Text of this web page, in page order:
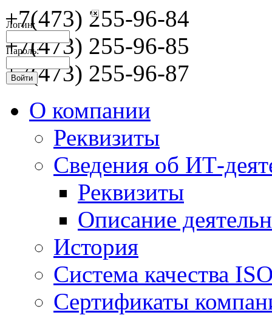
Логин:
Пароль:
+7(473) 255-96-84
+7(473) 255-96-85
+7(473) 255-96-87
О компании
Реквизиты
Сведения об ИТ-
Реквизиты
Описание
История
Система качества
Сертификаты